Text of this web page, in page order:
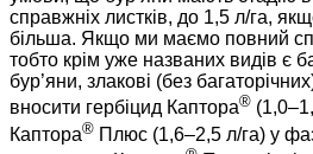
справжніх листків, до 1,5 л/га,
більша. Якщо ми маємо повний
тобто крім уже названих видів є
бур’яни, злакові (без
вносити гербіцид Каптора®
Каптора® Плюс (1,6–2,5 л/га) у